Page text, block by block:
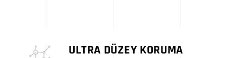
ULTRA DÜZEY KORUMA